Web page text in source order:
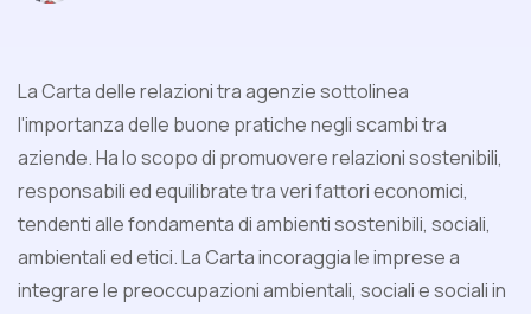
La Carta delle relazioni tra agenzie sottolinea
l'importanza delle buone pratiche negli scambi tra
aziende. Ha lo scopo di promuovere relazioni sostenibili,
responsabili ed equilibrate tra veri fattori economici,
tendenti alle fondamenta di ambienti sostenibili, sociali,
ambientali ed etici. La Carta incoraggia le imprese a
integrare le preoccupazioni ambientali, sociali e sociali in